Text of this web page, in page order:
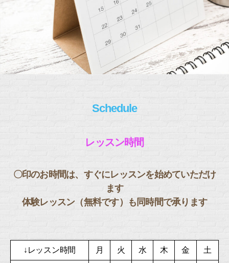
Schedule
レッスン時間
〇印のお時間は、すぐにレッスンを始めていただけ
ます
体験レッスン（無料です）も同時間で承ります
↓レッスン時間 月 火 水 木 金 土